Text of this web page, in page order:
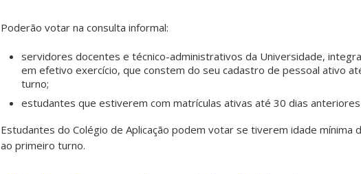
Poderão votar na consulta informal:
servidores docentes e técnico-administrativos da Universidade,
em efetivo exercício, que constem do seu cadastro de pessoal ativo
turno;
estudantes que estiverem com matrículas ativas até 30 dias
Estudantes do Colégio de Aplicação podem votar se tiverem idade mínima
ao primeiro turno.